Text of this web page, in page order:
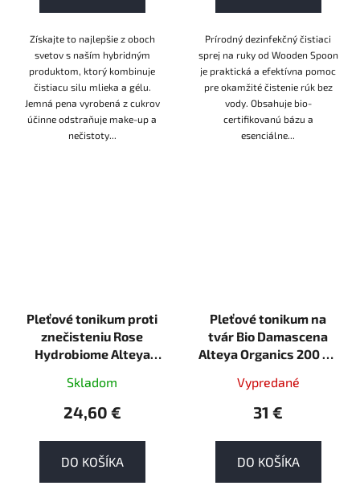
Získajte to najlepšie z oboch
svetov s naším hybridným
produktom, ktorý kombinuje
čistiacu silu mlieka a gélu.
Jemná pena vyrobená z cukrov
účinne odstraňuje make-up a
nečistoty...
Prírodný dezinfekčný čistiaci
sprej na ruky od Wooden Spoon
je praktická a efektívna pomoc
pre okamžité čistenie rúk bez
vody. Obsahuje bio-
certifikovanú bázu a
esenciálne...
Pleťové tonikum proti
znečisteniu Rose
Hydrobiome Alteya
ORGANIC
Skladom
24,60 €
DO KOŠÍKA
Pleťové tonikum na
tvár Bio Damascena
Alteya Organics 200 ml
Vypredané
31 €
DO KOŠÍKA